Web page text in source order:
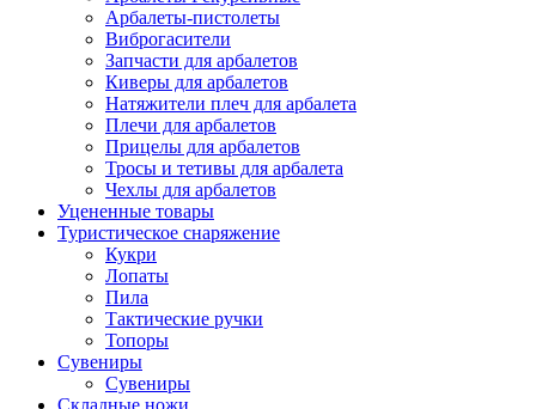
Арбалеты-пистолеты
Виброгасители
Запчасти для арбалетов
Киверы для арбалетов
Натяжители плеч для арбалета
Плечи для арбалетов
Прицелы для арбалетов
Тросы и тетивы для арбалета
Чехлы для арбалетов
Уцененные товары
Туристическое снаряжение
Кукри
Лопаты
Пила
Тактические ручки
Топоры
Сувениры
Сувениры
Складные ножи